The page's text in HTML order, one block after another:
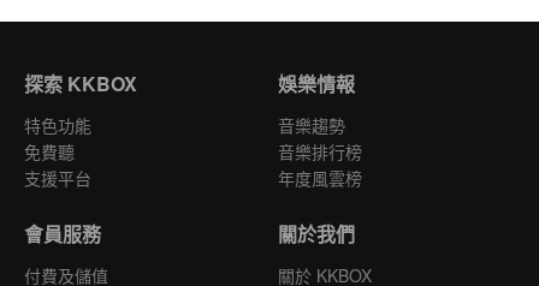
探索 KKBOX
特色功能
免費聽
支援平台
娛樂情報
音樂趨勢
音樂排行榜
年度風雲榜
會員服務
付費及儲值
關於我們
關於 KKBOX